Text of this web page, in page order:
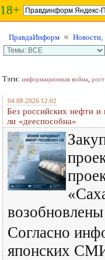
18+
ПравдаИнформ ≈
Тэги: информационная война,
04.08.2026 12:02
Без российских нефти и
ли «дееспособна»
Согласно
японских